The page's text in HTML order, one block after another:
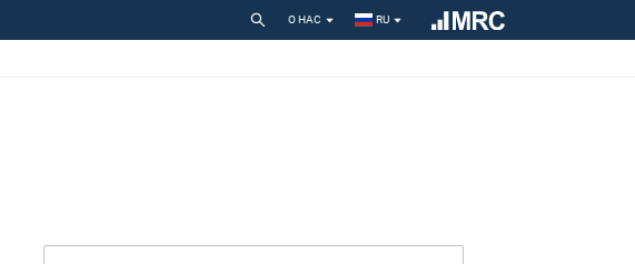
О НАС RU